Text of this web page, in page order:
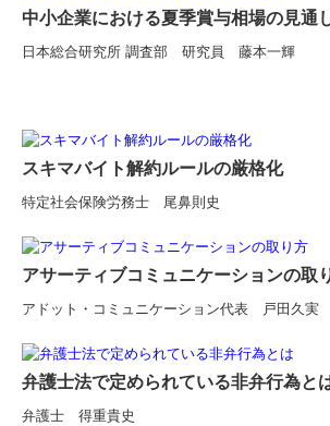
関与先向け融資商品ご紹介
経営者お役立ち情報
Q&A経営相談
社長メニューASP版
TKCシステムQ&A
経営革新等支援機関とは
中小企業における夏季賞与相場の見通
日本総合研究所 調査部 研究員 藤本一輝
スキマバイト解約ルールの厳格化
特定社会保険労務士 尾鼻則史
アサーティブコミュニケーションの取
アドット・コミュニケーション代表 戸田久実
弁護士法で定められている非弁行為と
弁護士 得重貴史